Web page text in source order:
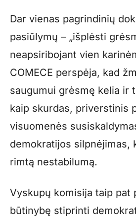
Dar vienas pagrindinių
pasiūlymų – „išplėsti
neapsiribojant vien
COMECE perspėja, kad
saugumui grėsmę kelia ir
kaip skurdas, priverstinis
visuomenės
demokratijos silpnėjimas,
rimtą nestabilumą.
Vyskupų komisija taip pat
būtinybę stiprinti